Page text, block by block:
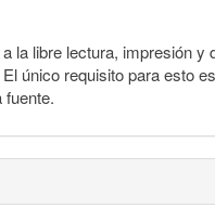
la libre lectura, impresión y
único requisito para esto